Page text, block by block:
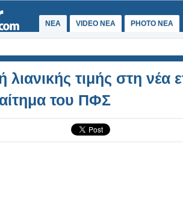
ΝΕΑ VIDEO NEA PHOTO NEA
τιμής στη νέα
του ΠΦΣ